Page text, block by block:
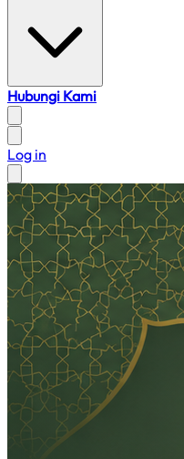
Hubungi Kami
Log in